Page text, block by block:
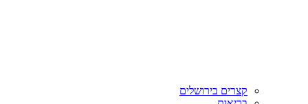
קצרים בירושלים